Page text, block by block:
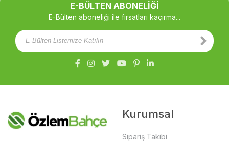
E-BÜLTEN ABONELİĞİ
E-Bülten aboneliği ile fırsatları kaçırma...
Kurumsal
Sipariş Takibi